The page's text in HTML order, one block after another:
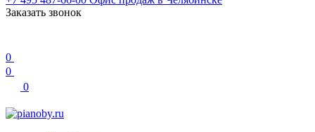
Заказать звонок
0
0
0